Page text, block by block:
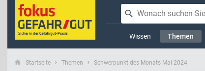
Wissen Themen
Startseite Themen Schwerpunkt des Monats Mai 2024